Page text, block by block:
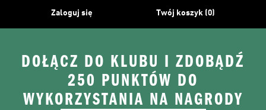
Zaloguj się Twój koszyk (0)
DOŁĄCZ DO KLUBU I ZDOBĄDŹ
250 PUNKTÓW DO
WYKORZYSTANIA NA NAGRODY